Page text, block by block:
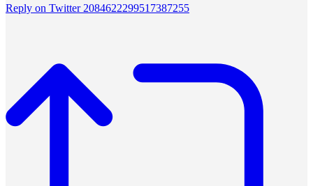
Reply on Twitter 2084622299517387255